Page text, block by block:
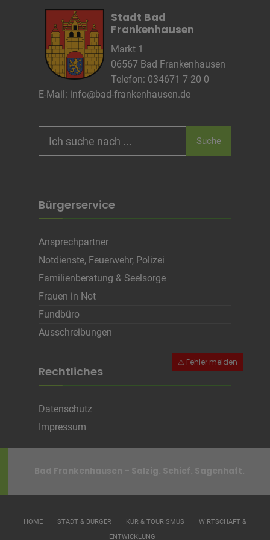
Stadt Bad
Frankenhausen
Markt 1
06567 Bad Frankenhausen
Telefon: 034671 7 20 0
E-Mail: info@bad-frankenhausen.de
for:
Suche
Bürgerservice
Ansprechpartner
Notdienste, Feuerwehr, Polizei
Familienberatung & Seelsorge
Frauen in Not
Fundbüro
Ausschreibungen
Rechtliches
Datenschutz
Impressum
Bad Frankenhausen – Salzig. Schief. Sagenhaft.
HOME STADT & BÜRGER KUR & TOURISMUS
WIRTSCHAFT &
ENTWICKLUNG
Anbieter
wetter2.com
Cookie Name
Cookie Laufzeit
Name
Cookies die eventuell bei der Verwendung
Zweck
Marketing/Tracking
Stellenanzeige verwendet werden
Fachkräftegewinnung (ThAFF)
Zweck
Unbekannt